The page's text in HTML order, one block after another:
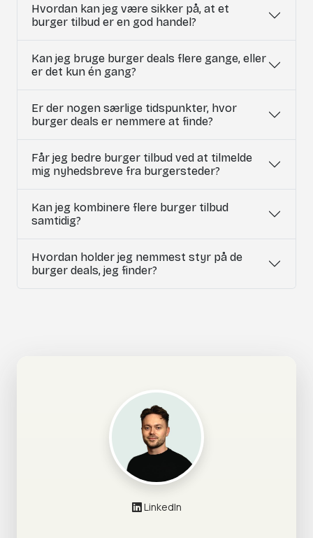
Hvordan kan jeg være sikker på, at et
burger tilbud er en god handel?
Kan jeg bruge burger deals flere gange, eller
er det kun én gang?
Er der nogen særlige tidspunkter, hvor
burger deals er nemmere at finde?
Får jeg bedre burger tilbud ved at tilmelde
mig nyhedsbreve fra burgersteder?
Kan jeg kombinere flere burger tilbud
samtidig?
Hvordan holder jeg nemmest styr på de
burger deals, jeg finder?
LinkedIn